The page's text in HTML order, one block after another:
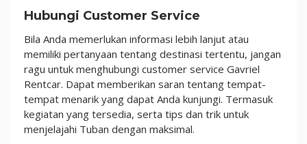
Hubungi Customer Service
Bila Anda memerlukan informasi lebih lanjut atau
memiliki pertanyaan tentang destinasi tertentu, jangan
ragu untuk menghubungi customer service Gavriel
Rentcar. Dapat memberikan saran tentang tempat-
tempat menarik yang dapat Anda kunjungi. Termasuk
kegiatan yang tersedia, serta tips dan trik untuk
menjelajahi Tuban dengan maksimal.